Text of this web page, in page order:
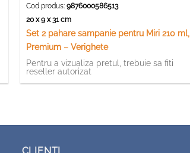
Cod produs:9876000586513
20 x 9 x 31 cm
Set 2 pahare sampanie pentru Miri 210 ml,
Premium – Verighete
Pentru a vizualiza pretul, trebuie sa fiti
reseller autorizat